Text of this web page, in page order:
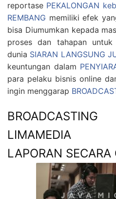
reportase PEKALONGAN
REMBANG memiliki efek
bisa Diumumkan kepada
proses dan tahapan
dunia SIARAN LANGSUNG
keuntungan dalam
para pelaku bisnis online
ingin menggarap
LIMAMEDIA
LAPORAN SECARA